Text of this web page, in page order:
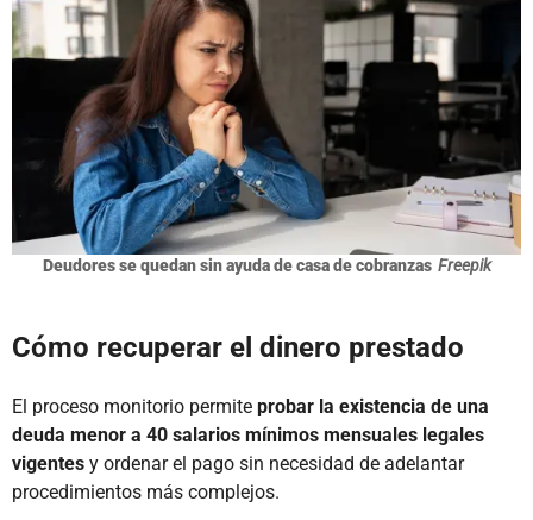
Deudores se quedan sin ayuda de casa de cobranzas Freepik
Cómo recuperar el dinero prestado
El proceso monitorio permite probar la existencia de una
deuda menor a 40 salarios mínimos mensuales legales
vigentes y ordenar el pago sin necesidad de adelantar
procedimientos más complejos.